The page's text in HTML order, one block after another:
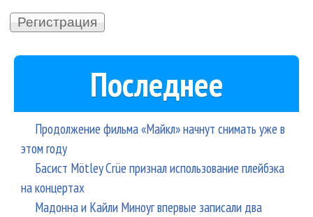
Последнее
Продолжение фильма «Майкл» начнут снимать уже в
этом году
Басист Mötley Crüe признал использование плейбэка
на концертах
Мадонна и Кайли Миноуг впервые записали два